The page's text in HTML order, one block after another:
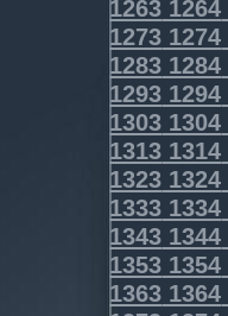
1263 1264
1273 1274
1283 1284
1293 1294
1303 1304
1313 1314
1323 1324
1333 1334
1343 1344
1353 1354
1363 1364